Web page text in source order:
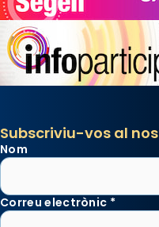
Subscriviu-vos al
Nom
Correu electrònic *